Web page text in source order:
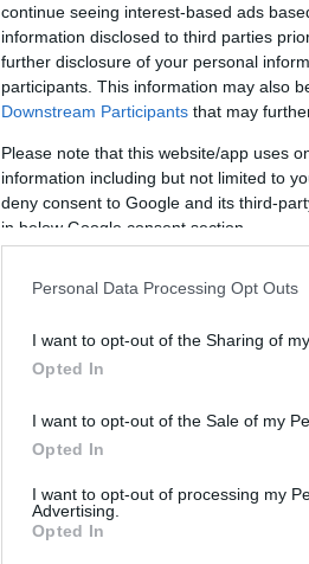
continue seeing interest-based ads
information disclosed to third parties
further disclosure of your personal
participants. This information may also
Downstream Participants that may
Please note that this website/app uses
information including but not limited to
deny consent to Google and its third-
in below Google consent section.
Personal Data Processing Opt Outs
I want to opt-out of the Sharing of
Opted In
I want to opt-out of the Sale of my
Opted In
I want to opt-out of processing my
Advertising.
Opted In